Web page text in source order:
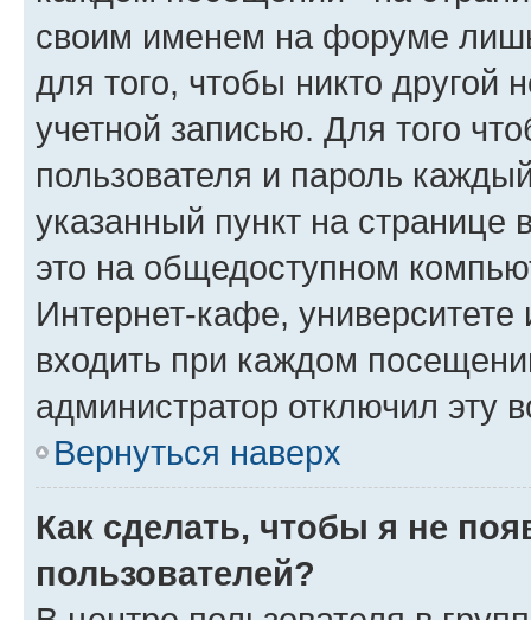
своим именем на форуме
для того, чтобы никто другой
учетной записью. Для того
пользователя и пароль
указанный пункт на
это на общедоступном
Интернет-кафе, университете
входить при каждом
администратор отключил эту
Вернуться наверх
Как сделать, чтобы я не
пользователей?